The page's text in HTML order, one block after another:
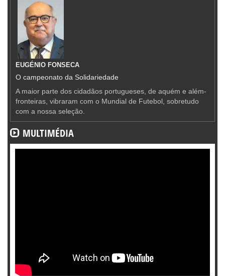
EUGÉNIO FONSECA
O campeonato da Solidariedade
A maior parte dos cidadãos portugueses, de aquém e além-
fronteiras, vibraram com o Mundial de Futebol, sobretudo
com a nossa seleção.
MULTIMÉDIA